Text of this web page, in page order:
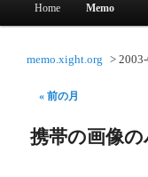
Skip to primary
Skip to secondary
Home Memo
memo.xight.org
« 前の月
携帯の画像